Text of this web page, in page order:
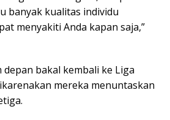
banyak kualitas individu
menyakiti Anda kapan saja,”
bakal kembali ke Liga
mereka menuntaskan